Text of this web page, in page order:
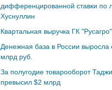
дифференцированной ставки по
Хуснуллин
Квартальная выручка ГК
Денежная база в России
млрд руб.
За полугодие товарооборот
превысил $2 млрд